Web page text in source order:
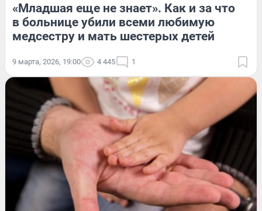
«Младшая еще не знает». Как и за что
в больнице убили всеми любимую
медсестру и мать шестерых детей
9 марта, 2026, 19:00 4 445 1